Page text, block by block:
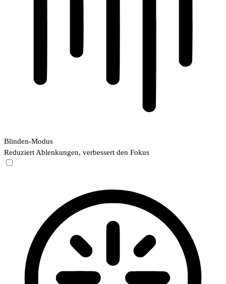
Blinden-Modus
Reduziert Ablenkungen, verbessert den Fokus